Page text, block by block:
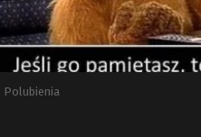
Polubienia